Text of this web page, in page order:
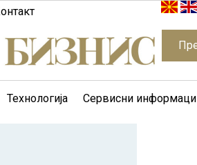
Технологија Сервисни